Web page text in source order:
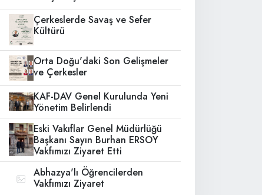
Çerkeslerde Savaş ve Sefer
Kültürü
Orta Doğu'daki Son Gelişmeler
ve Çerkesler
KAF-DAV Genel Kurulunda Yeni
Yönetim Belirlendi
Eski Vakıflar Genel Müdürlüğü
Başkanı Sayın Burhan ERSOY
Vakfımızı Ziyaret Etti
Abhazya'lı Öğrencilerden
Vakfımızı Ziyaret